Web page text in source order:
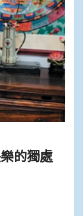
的獨處